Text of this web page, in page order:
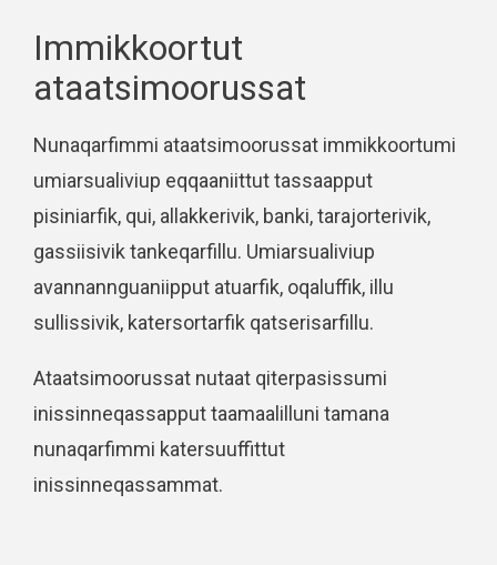
Immikkoortut
ataatsimoorussat
Nunaqarfimmi ataatsimoorussat immikkoortumi
umiarsualiviup eqqaaniittut tassaapput
pisiniarfik, qui, allakkerivik, banki, tarajorterivik,
gassiisivik tankeqarfillu. Umiarsualiviup
avannannguaniipput atuarfik, oqaluffik, illu
sullissivik, katersortarfik qatserisarfillu.
Ataatsimoorussat nutaat qiterpasissumi
inissinneqassapput taamaalilluni tamana
nunaqarfimmi katersuuffittut
inissinneqassammat.